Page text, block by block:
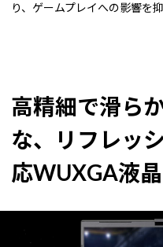
り、ゲームプレイへの影響を
高精細で滑ら
な、リフレッ
応WUXGA液